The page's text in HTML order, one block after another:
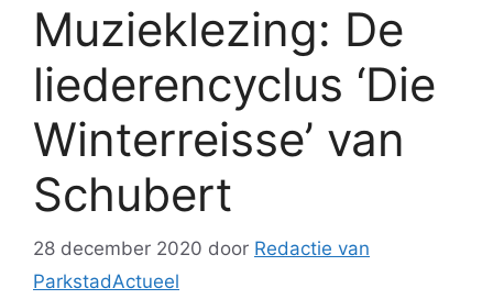
Muzieklezing: De
liederencyclus ‘Die
Winterreisse’ van
Schubert
28 december 2020 door Redactie van
ParkstadActueel